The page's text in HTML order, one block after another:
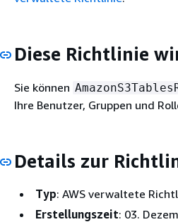
Diese Richtlinie
Sie können
Ihre Benutzer, Gruppen und
Details zur
Typ: AWS verwaltete
Erstellungszeit: 03.